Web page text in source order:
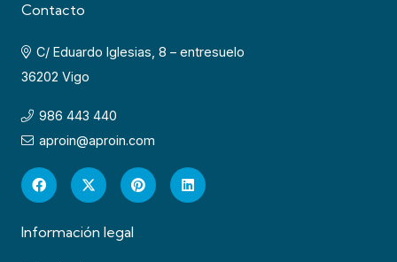
Contacto
C/ Eduardo Iglesias, 8 – entresuelo
36202 Vigo
986 443 440
aproin@aproin.com
Información legal